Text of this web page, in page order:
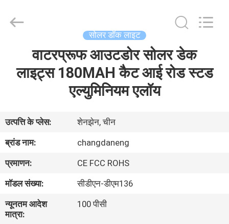
हमारे
बारे
में
कारखाना
भ्रमण
सोलर डॉक लाइट
वाटरप्रूफ आउटडोर सोलर डेक
लाइट्स 180MAH कैट आई रोड स्टड
एल्युमिनियम एलॉय
उत्पत्ति के प्लेस:
शेनझेन, चीन
ब्रांड नाम:
changdaneng
प्रमाणन:
CE FCC ROHS
मॉडल संख्या:
सीडीएन-डीएम136
न्यूनतम आदेश
मात्रा:
100 पीसी